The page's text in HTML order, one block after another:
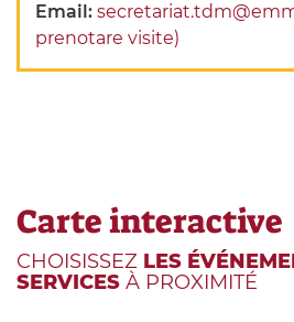
Email:
prenotare visite)
Carte interactive
CHOISISSEZ LES
SERVICES À PROXIMITÉ